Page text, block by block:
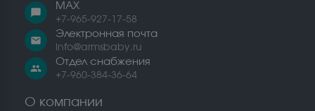
chat_bubble
MAX
+7-965-927-17-58
email
Электронная почта
info@armsbaby.ru
people
Отдел снабжения
+7-960-384-36-64
О компании